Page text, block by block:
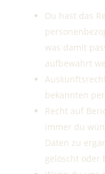
Du hast das
was damit
aufbewahrt
bekannten
Recht auf
immer du
Daten zu
gelöscht oder